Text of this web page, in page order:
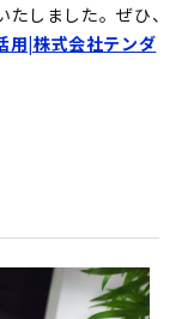
しました。ぜひ、
|株式会社テンダ